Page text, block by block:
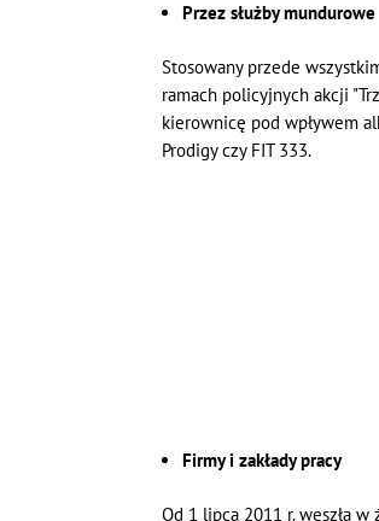
Przez służby mundurowe
Stosowany przede
ramach policyjnych akcji
kierownicę pod wpływem
Prodigy czy FIT 333.
Firmy i zakłady pracy
Od 1 lipca 2011 r. weszła